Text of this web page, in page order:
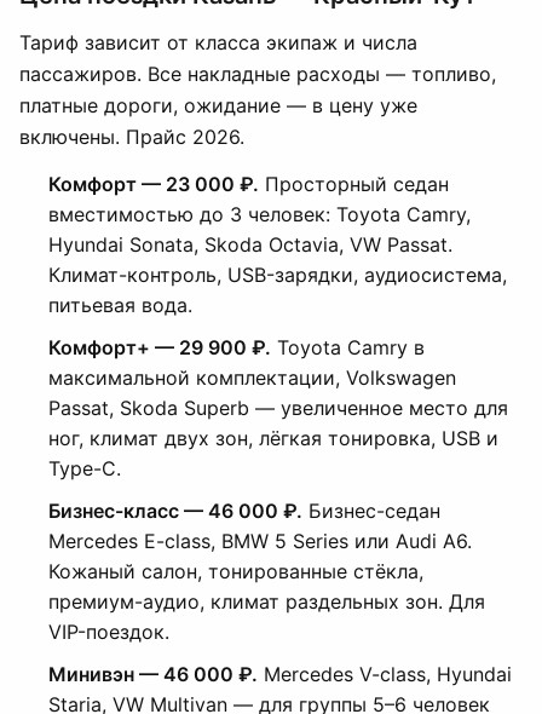
Тариф зависит от класса экипаж и числа
пассажиров. Все накладные расходы — топливо,
платные дороги, ожидание — в цену уже
включены. Прайс 2026.
Комфорт — 23 000 ₽. Просторный седан
вместимостью до 3 человек: Toyota Camry,
Hyundai Sonata, Skoda Octavia, VW Passat.
Климат-контроль, USB-зарядки, аудиосистема,
питьевая вода.
Комфорт+ — 29 900 ₽. Toyota Camry в
максимальной комплектации, Volkswagen
Passat, Skoda Superb — увеличенное место для
ног, климат двух зон, лёгкая тонировка, USB и
Type-C.
Бизнес-класс — 46 000 ₽. Бизнес-седан
Mercedes E-class, BMW 5 Series или Audi A6.
Кожаный салон, тонированные стёкла,
премиум-аудио, климат раздельных зон. Для
VIP-поездок.
Минивэн — 46 000 ₽. Mercedes V-class, Hyundai
Staria, VW Multivan — для группы 5–6 человек